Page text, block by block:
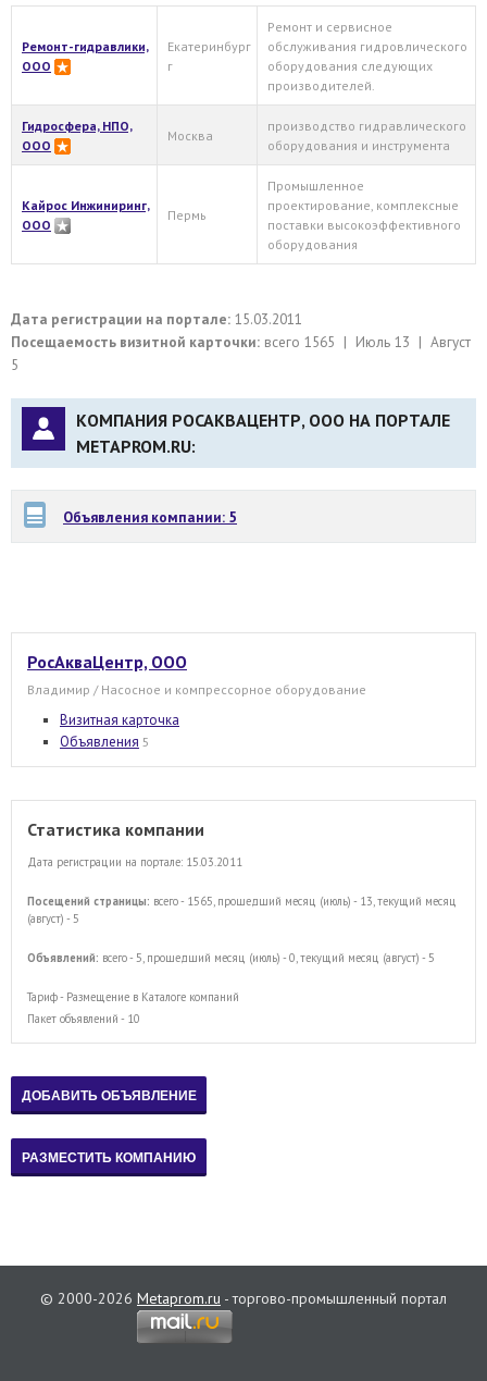
Ремонт-гидравлики,
ООО
Екатеринбург
г
Ремонт и сервисное
обслуживания гидровлического
оборудования следующих
производителей.
Гидросфера, НПО,
ООО
Москва
производство гидравлического
оборудования и инструмента
Кайрос Инжиниринг,
ООО
Пермь
Промышленное
проектирование, комплексные
поставки высокоэффективного
оборудования
Дата регистрации на портале: 15.03.2011
Посещаемость визитной карточки: всего 1565 | Июль 13 | Август
5
КОМПАНИЯ РОСАКВАЦЕНТР, ООО НА ПОРТАЛЕ
METAPROM.RU:
Объявления компании: 5
РосАкваЦентр, ООО
Владимир / Насосное и компрессорное оборудование
Визитная карточка
Объявления 5
Статистика компании
Дата регистрации на портале: 15.03.2011
Посещений страницы: всего - 1565, прошедший месяц (июль) - 13, текущий месяц
(август) - 5
Объявлений: всего - 5, прошедший месяц (июль) - 0, текущий месяц (август) - 5
Тариф - Размещение в Каталоге компаний
Пакет объявлений - 10
© 2000-2026 Metaprom.ru - торгово-промышленный портал